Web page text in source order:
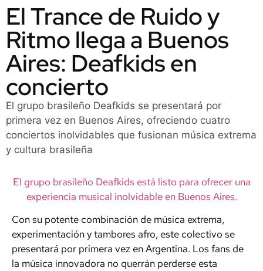
El Trance de Ruido y
Ritmo llega a Buenos
Aires: Deafkids en
concierto
El grupo brasileño Deafkids se presentará por
primera vez en Buenos Aires, ofreciendo cuatro
conciertos inolvidables que fusionan música extrema
y cultura brasileña
El grupo brasileño Deafkids está listo para ofrecer una
experiencia musical inolvidable en Buenos Aires.
Con su potente combinación de música extrema,
experimentación y tambores afro, este colectivo se
presentará por primera vez en Argentina. Los fans de
la música innovadora no querrán perderse esta